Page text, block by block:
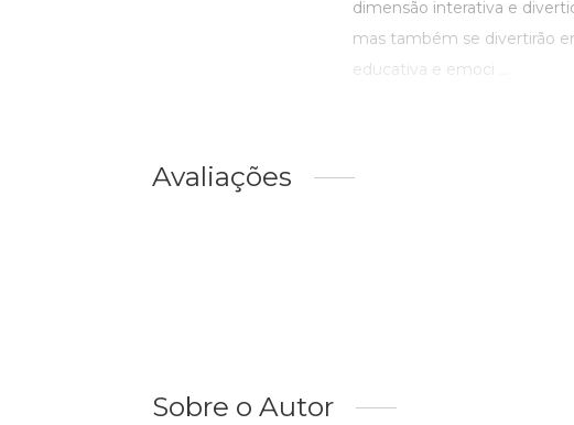
dimensão interativa e
mas também se divertirão
educativa e emoci ...
Avaliações
Sobre o Autor